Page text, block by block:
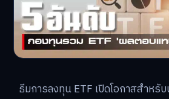
ธีมการลงทุน ETF เปิดโอกาสสำหรั